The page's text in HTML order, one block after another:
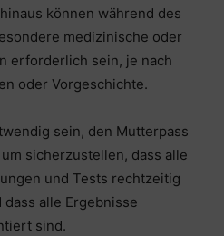
können während des
medizinische oder
erforderlich sein, je nach
oder Vorgeschichte.
sein, den Mutterpass
sicherzustellen, dass alle
und Tests rechtzeitig
alle Ergebnisse
sind.